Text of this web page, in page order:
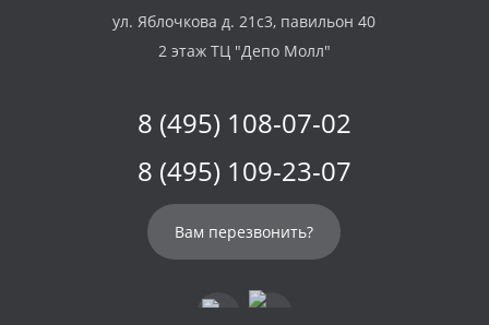
ул. Яблочкова д. 21с3, павильон 40
2 этаж ТЦ "Депо Молл"
8 (495) 108-07-02
8 (495) 109-23-07
Вам перезвонить?